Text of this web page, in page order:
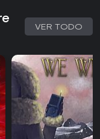
VER TODO